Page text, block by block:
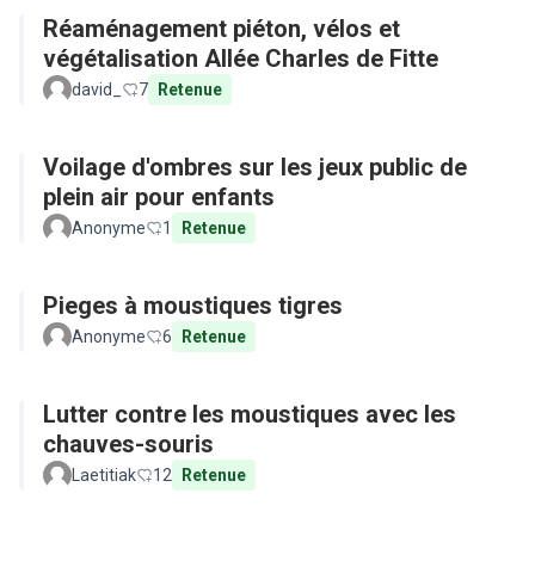
Réaménagement piéton, vélos et
végétalisation Allée Charles de Fitte
david_ 7 Retenue
Voilage d'ombres sur les jeux public de
plein air pour enfants
Anonyme 1 Retenue
Pieges à moustiques tigres
Anonyme 6 Retenue
Lutter contre les moustiques avec les
chauves-souris
Laetitiak 12 Retenue